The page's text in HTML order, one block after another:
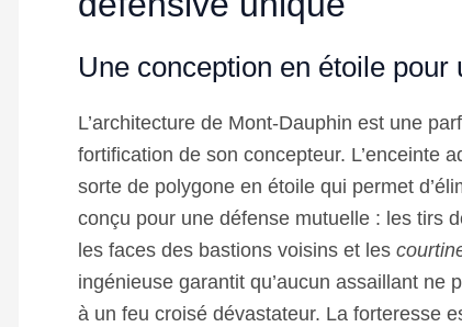
Une conception en étoile pour
L’architecture de Mont-Dauphin est une
fortification de son concepteur. L’enceinte
sorte de polygone en étoile qui permet
conçu pour une défense mutuelle : les tirs
les faces des bastions voisins et les
ingénieuse garantit qu’aucun assaillant ne
à un feu croisé dévastateur. La forteresse